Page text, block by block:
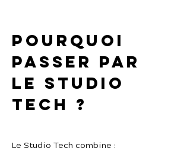
Pourquoi
passer par
Le Studio
Tech ?
Le Studio Tech combine :